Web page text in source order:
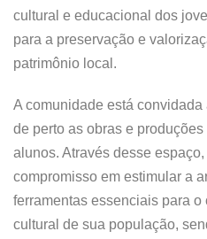
cultural e educacional dos
para a preservação e
patrimônio local.
A comunidade está
de perto as obras e
alunos. Através desse
compromisso em estimular a
ferramentas essenciais para
cultural de sua população,